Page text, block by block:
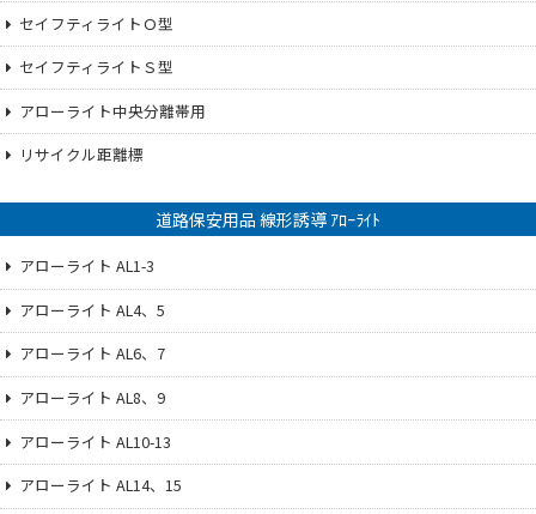
セイフティライトＯ型
セイフティライトＳ型
アローライト中央分離帯用
リサイクル距離標
道路保安用品 線形誘導 ｱﾛｰﾗｲﾄ
アローライト AL1-3
アローライト AL4、5
アローライト AL6、7
アローライト AL8、9
アローライト AL10-13
アローライト AL14、15